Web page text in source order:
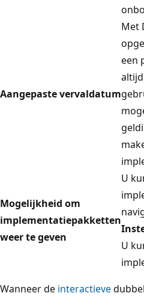
Aangepaste vervaldatum
Met
een
Mogelijkheid om
implementatiepakketten
weer te geven
U
U
Wanneer de interactieve